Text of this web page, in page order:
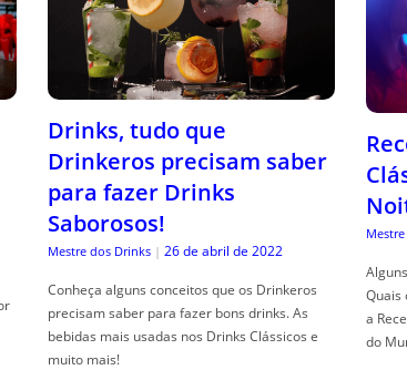
Drinks, tudo que
Drinkeros precisam saber
para fazer Drinks
Saborosos!
Mestre dos Drinks | 26 de abril de 2022
Conheça alguns conceitos que os Drinkeros
precisam saber para fazer bons drinks. As
bebidas mais usadas nos Drinks Clássicos e
muito mais!
Quais
a
do